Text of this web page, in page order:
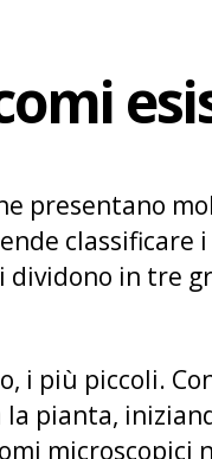
presentano
dividono in tre
i più piccoli.
pianta,
microscopici